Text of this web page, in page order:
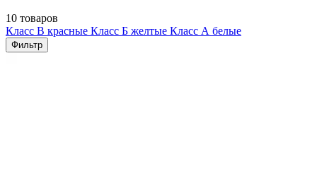
10 товаров
Класс В красные Класс Б желтые Класс А белые
Фильтр